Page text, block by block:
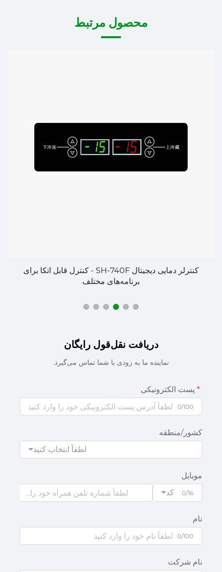
محصول مرتبط
کنترلر دمایی دیجیتال SH-740F - کنترل قابل اتکا برای
برنامه‌های مختلف
دریافت نقل‌قول رایگان
نماینده ما به زودی با شما تماس می‌گیرد.
پست الکترونیکی
0/100
کشور/منطقه
لطفاً انتخاب کنید
موبایل
کد
0/16
نام
0/100
نام شرکت